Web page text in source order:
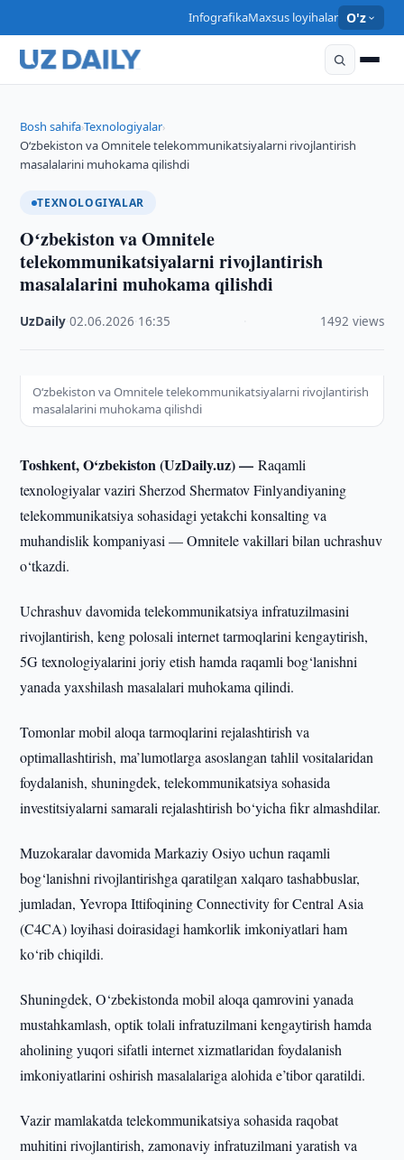
InfografikaMaxsus loyihalar O'z
Bosh sahifa›Texnologiyalar›
Oʻzbekiston va Omnitele telekommunikatsiyalarni rivojlantirish
masalalarini muhokama qilishdi
TEXNOLOGIYALAR
Oʻzbekiston va Omnitele
telekommunikatsiyalarni rivojlantirish
masalalarini muhokama qilishdi
UzDaily ·02.06.2026 16:35 1492 views
Oʻzbekiston va Omnitele telekommunikatsiyalarni rivojlantirish
masalalarini muhokama qilishdi
Toshkent, O‘zbekiston (UzDaily.uz) —Raqamli
texnologiyalar vaziri Sherzod Shermatov Finlyandiyaning
telekommunikatsiya sohasidagi yetakchi konsalting va
muhandislik kompaniyasi — Omnitele vakillari bilan uchrashuv
o‘tkazdi.
Uchrashuv davomida telekommunikatsiya infratuzilmasini
rivojlantirish, keng polosali internet tarmoqlarini kengaytirish,
5G texnologiyalarini joriy etish hamda raqamli bog‘lanishni
yanada yaxshilash masalalari muhokama qilindi.
Tomonlar mobil aloqa tarmoqlarini rejalashtirish va
optimallashtirish, ma’lumotlarga asoslangan tahlil vositalaridan
foydalanish, shuningdek, telekommunikatsiya sohasida
investitsiyalarni samarali rejalashtirish bo‘yicha fikr almashdilar.
Muzokaralar davomida Markaziy Osiyo uchun raqamli
bog‘lanishni rivojlantirishga qaratilgan xalqaro tashabbuslar,
jumladan, Yevropa Ittifoqining Connectivity for Central Asia
(C4CA) loyihasi doirasidagi hamkorlik imkoniyatlari ham
ko‘rib chiqildi.
Shuningdek, O‘zbekistonda mobil aloqa qamrovini yanada
mustahkamlash, optik tolali infratuzilmani kengaytirish hamda
aholining yuqori sifatli internet xizmatlaridan foydalanish
imkoniyatlarini oshirish masalalariga alohida e’tibor qaratildi.
Vazir mamlakatda telekommunikatsiya sohasida raqobat
muhitini rivojlantirish, zamonaviy infratuzilmani yaratish va